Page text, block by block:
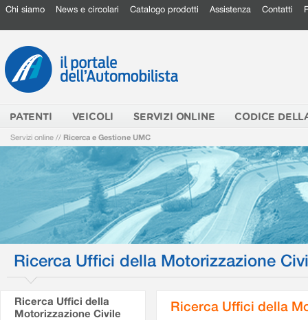
Chi siamo News e circolari Catalogo prodotti Assistenza Contatti
PATENTI VEICOLI SERVIZI ONLINE CODICE
Servizi online // Ricerca e Gestione UMC
Ricerca Uffici della Motorizzazione
Ricerca Uffici della
Motorizzazione Civile
Ricerca Uffici della